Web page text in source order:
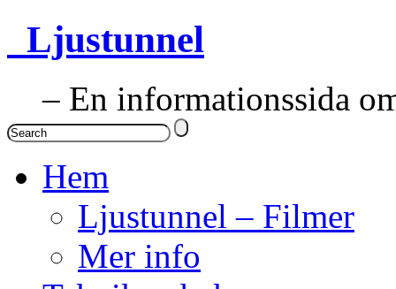
Ljustunnel
– En informationssida
Hem
Ljustunnel – Filmer
Mer info